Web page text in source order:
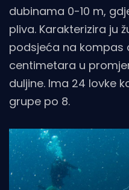
dubinama 0-10 m,
pliva. Karakterizira ju
podsjeća na kompas
centimetara u
duljine. Ima 24 lovke
grupe po 8.